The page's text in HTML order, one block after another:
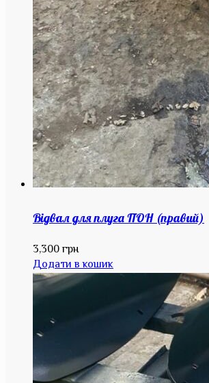
Відвал для плуга ПОН (правий)
3,300грн
Додати в кошик